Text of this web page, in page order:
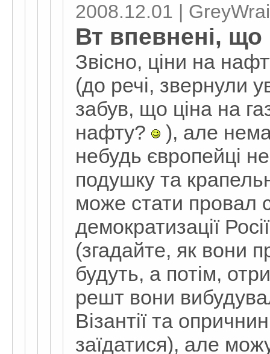
2008.12.01 |
Вт впевнені, що
Звісно, ціни на
(до речі, звернули
забув, що ціна на
нафту?
), але нема
небудь європейці
подушку та
може стати провал
демократизації
(згадайте, як вони
будуть, а потім,
решт вони
Візантії та
заїдатися), але